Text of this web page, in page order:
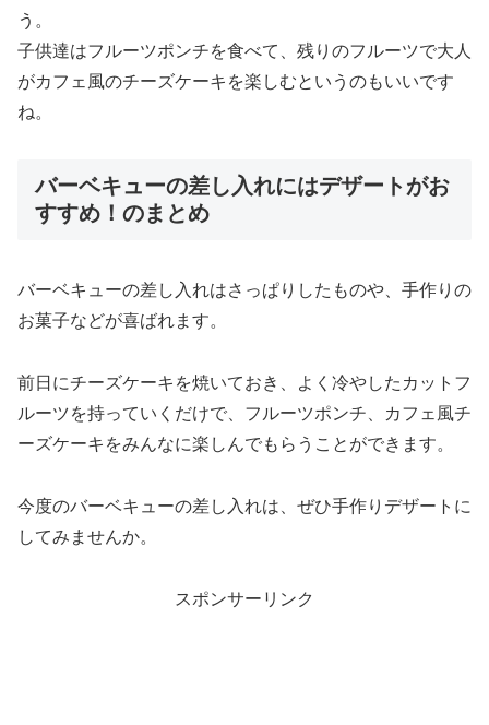
う。
子供達はフルーツポンチを食べて、残りのフルーツで大人
がカフェ風のチーズケーキを楽しむというのもいいです
ね。
バーベキューの差し入れにはデザートがお
すすめ！のまとめ
バーベキューの差し入れはさっぱりしたものや、手作りの
お菓子などが喜ばれます。
前日にチーズケーキを焼いておき、よく冷やしたカットフ
ルーツを持っていくだけで、フルーツポンチ、カフェ風チ
ーズケーキをみんなに楽しんでもらうことができます。
今度のバーベキューの差し入れは、ぜひ手作りデザートに
してみませんか。
スポンサーリンク